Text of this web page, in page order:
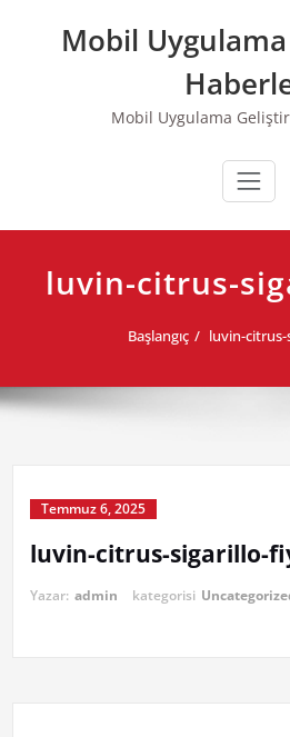
Mobil
Mobil Uygulama
luvin-citrus-
Başlangıç luvin-
Temmuz 6, 2025
luvin-citrus-sigarillo-
Yazar: admin kategorisi